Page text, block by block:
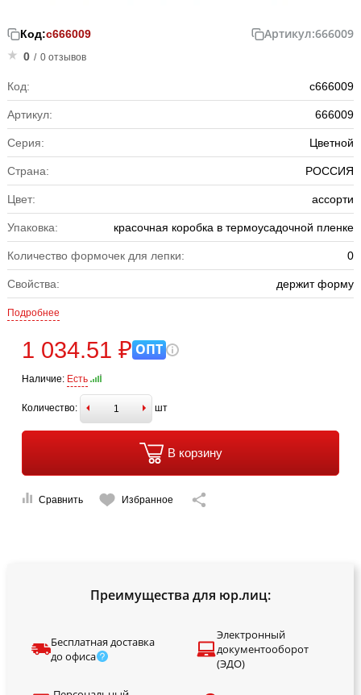
Код:с666009 Артикул:666009
0 / 0 отзывов
Код: с666009
Артикул: 666009
Серия: Цветной
Страна: РОССИЯ
Цвет: ассорти
Упаковка: красочная коробка в термоусадочной пленке
Количество формочек для лепки: 0
Свойства: держит форму
Подробнее
1 034.51 ₽ ОПТ
Наличие: Есть
Количество: шт
В корзину
Сравнить Избранное
Преимущества для юр.лиц:
Бесплатная доставка
до офиса
Электронный
документооборот
(ЭДО)